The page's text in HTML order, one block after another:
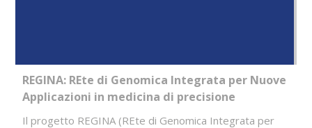
REGINA: REte di Genomica Integrata per Nuove
Applicazioni in medicina di precisione
Il progetto REGINA (REte di Genomica Integrata per